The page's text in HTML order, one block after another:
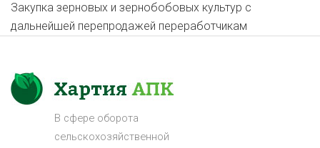
Закупка зерновых и зернобобовых культур с
дальнейшей перепродажей переработчикам
В сфере оборота
сельскохозяйственной